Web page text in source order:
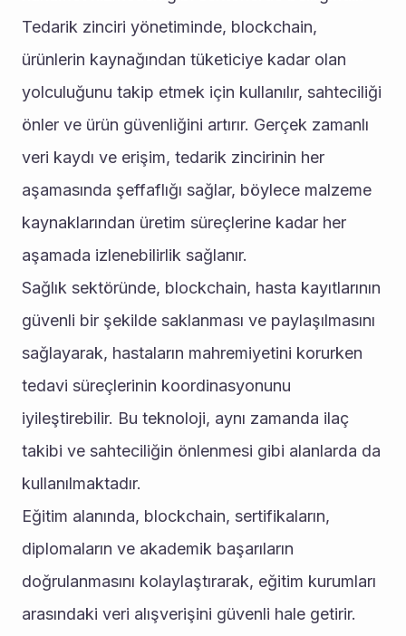
Tedarik zinciri yönetiminde, blockchain,
ürünlerin kaynağından tüketiciye kadar olan
yolculuğunu takip etmek için kullanılır, sahteciliği
önler ve ürün güvenliğini artırır. Gerçek zamanlı
veri kaydı ve erişim, tedarik zincirinin her
aşamasında şeffaflığı sağlar, böylece malzeme
kaynaklarından üretim süreçlerine kadar her
aşamada izlenebilirlik sağlanır.
Sağlık sektöründe, blockchain, hasta kayıtlarının
güvenli bir şekilde saklanması ve paylaşılmasını
sağlayarak, hastaların mahremiyetini korurken
tedavi süreçlerinin koordinasyonunu
iyileştirebilir. Bu teknoloji, aynı zamanda ilaç
takibi ve sahteciliğin önlenmesi gibi alanlarda da
kullanılmaktadır.
Eğitim alanında, blockchain, sertifikaların,
diplomaların ve akademik başarıların
doğrulanmasını kolaylaştırarak, eğitim kurumları
arasındaki veri alışverişini güvenli hale getirir.